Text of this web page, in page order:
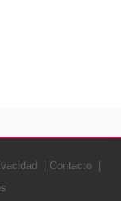
Contacto